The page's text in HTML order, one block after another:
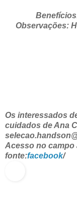
Observações:
Os interessados
cuidados de Ana
Acesso no campo
fonte:facebook/